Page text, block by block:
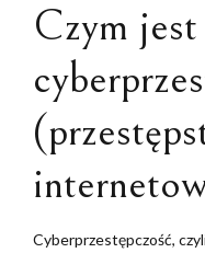
Czym jest
Cyberprzestępczość,